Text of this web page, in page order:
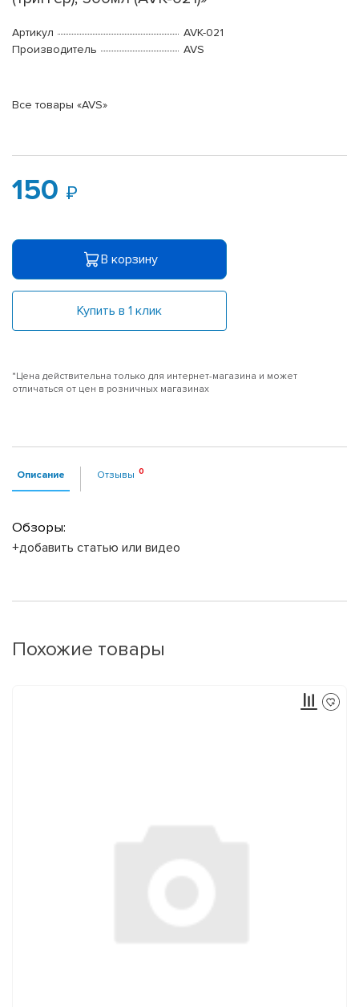
Артикул
AVK-021
Производитель
AVS
Все товары «AVS»
150
В корзину
Купить в 1 клик
*Цена действительна только для интернет-магазина и может
отличаться от цен в розничных магазинах
Описание Отзывы
Обзоры:
+добавить статью или видео
Похожие товары